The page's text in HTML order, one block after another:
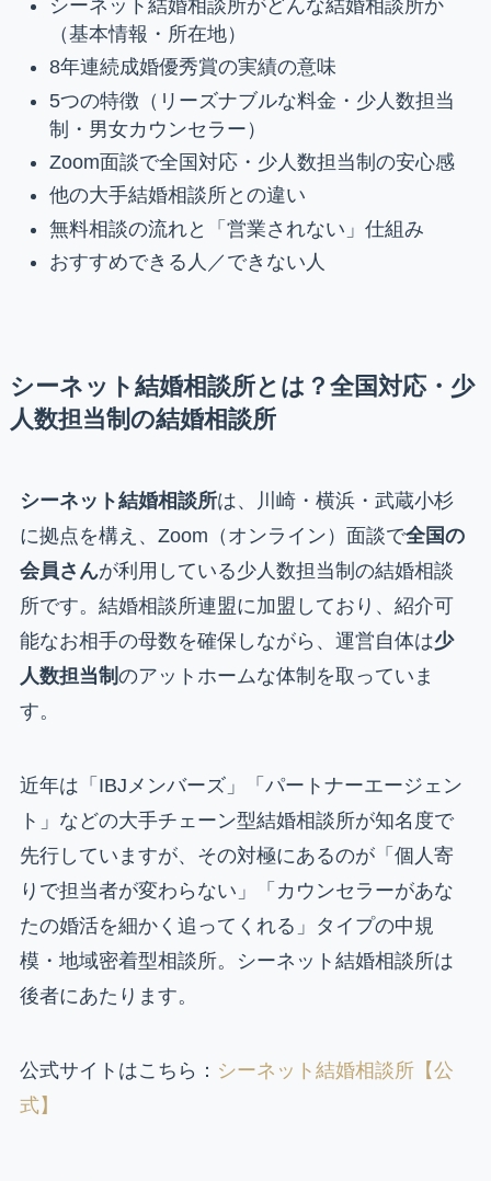
シーネット結婚相談所がどんな結婚相談所か
（基本情報・所在地）
8年連続成婚優秀賞の実績の意味
5つの特徴（リーズナブルな料金・少人数担当
制・男女カウンセラー）
Zoom面談で全国対応・少人数担当制の安心感
他の大手結婚相談所との違い
無料相談の流れと「営業されない」仕組み
おすすめできる人／できない人
シーネット結婚相談所とは？全国対応・少
人数担当制の結婚相談所
シーネット結婚相談所は、川崎・横浜・武蔵小杉
に拠点を構え、Zoom（オンライン）面談で全国の
会員さんが利用している少人数担当制の結婚相談
所です。結婚相談所連盟に加盟しており、紹介可
能なお相手の母数を確保しながら、運営自体は少
人数担当制 のアットホームな体制を取っていま
す。
近年は「IBJメンバーズ」「パートナーエージェン
ト」などの大手チェーン型結婚相談所が知名度で
先行していますが、その対極にあるのが「個人寄
りで担当者が変わらない」「カウンセラーがあな
たの婚活を細かく追ってくれる」タイプの中規
模・地域密着型相談所。シーネット結婚相談所は
後者にあたります。
公式サイトはこちら： シーネット結婚相談所【公
式】